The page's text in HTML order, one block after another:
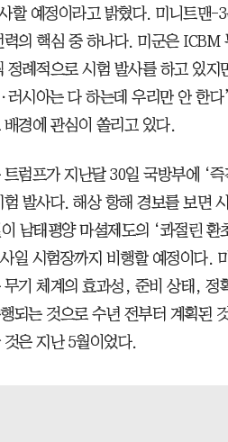
할 예정이라고 밝혔다. 미니트맨-
의 핵심 중 하나다. 미군은 ICBM
정례적으로 시험 발사를 하고 있
러시아는 다 하는데 우리만 안 한
경에 관심이 쏠리고 있다.
트럼프가 지난달 30일 국방부에 ‘
발사다. 해상 항해 경보를 보면
남태평양 마셜제도의 ‘콰절린
일 시험장까지 비행할 예정이다.
무기 체계의 효과성, 준비 상태, 정
되는 것으로 수년 전부터 계획된
은 지난 5월이었다.